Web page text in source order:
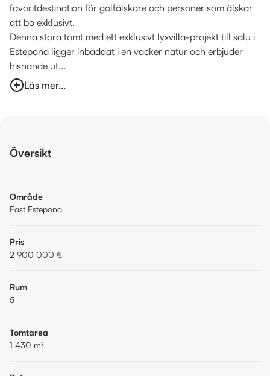
favoritdestination för golfälskare och personer som älskar
att bo exklusivt.
Denna stora tomt med ett exklusivt lyxvilla-projekt till salu i
Estepona ligger inbäddat i en vacker natur och erbjuder
hisnande ut...
Läs mer...
Översikt
Område
East Estepona
Pris
2 900 000 €
Rum
5
Tomtarea
1 430 m²